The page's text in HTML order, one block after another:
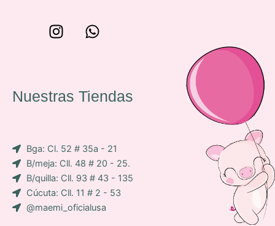
e
p
c
o
n
-
f
I
a
g
m
W
s
a
Nuestras Tiendas
Bga: Cl. 52 # 35a - 21
B/meja: Cll. 48 # 20 - 25.
B/quilla: Cll. 93 # 43 - 135
Cúcuta: Cll. 11 # 2 - 53
@maemi_oficialusa